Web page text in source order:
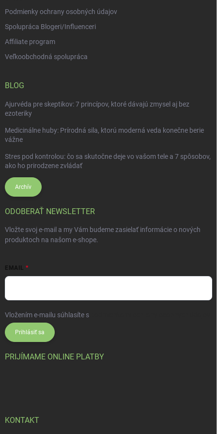
Podmienky ochrany osobných údajov
Spolupráca Blogeri/Influenceri
Affiliate program
Veľkoobchodná spolupráca
BLOG
Ajurvéda pre skeptikov: 7 princípov, ktoré dávajú zmysel aj bez
ezoteriky
Medicinálne huby: Prírodná sila, ktorú moderná veda konečne berie
vážne
Stres pod kontrolou: čo sa skutočne deje vo vašom tele a 7 spôsobov,
ako ho prirodzene zvládať
Archív
ODOBERAŤ NEWSLETTER
Vložte svoj e-mail a my Vám budeme zasielať informácie o nových
produktoch na našom e-shope.
EMAIL
Vložením e-mailu súhlasíte s
Prihlásiť sa
PRIJÍMAME ONLINE PLATBY
KONTAKT